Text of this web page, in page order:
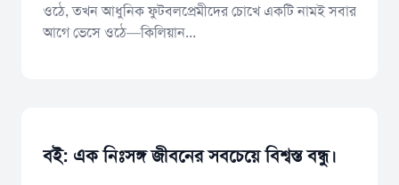
ওঠে, তখন আধুনিক ফুটবলপ্রেমীদের চোখে একটি নামই সবার
আগে ভেসে ওঠে—কিলিয়ান...
বই: এক নিঃসঙ্গ জীবনের সবচেয়ে বিশ্বস্ত বন্ধু।